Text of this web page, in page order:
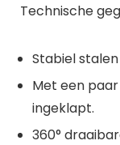
Technische
Stabiel
Met een
ingeklapt.
360°